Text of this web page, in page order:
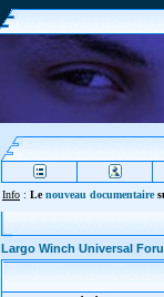
Info : Lenouveau documentaire
Largo Winch Universal